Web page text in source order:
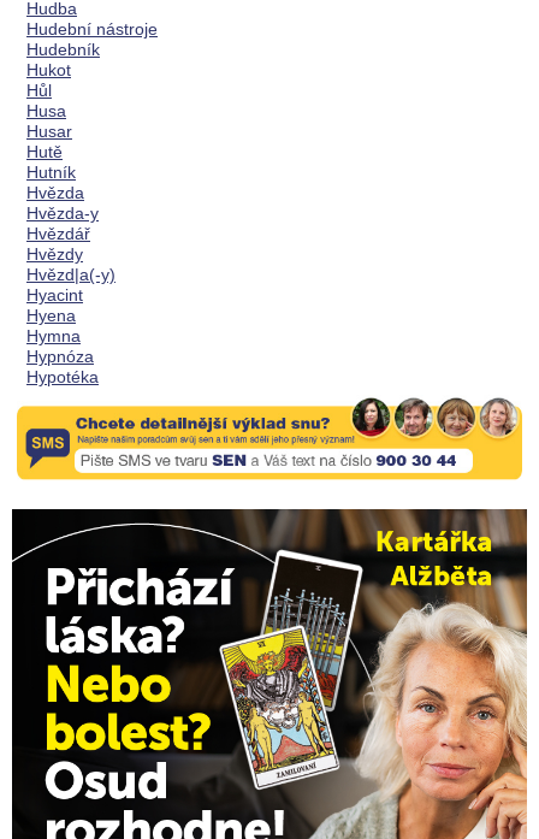
Hudba
Hudební nástroje
Hudebník
Hukot
Hůl
Husa
Husar
Hutě
Hutník
Hvězda
Hvězda-y
Hvězdář
Hvězdy
Hvězd|a(-y)
Hyacint
Hyena
Hymna
Hypnóza
Hypotéka